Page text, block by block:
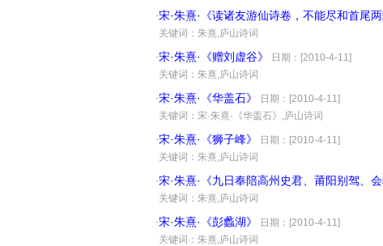
·宋·朱熹·《读诸友游仙诗卷，不能尽和首尾两
关键词：朱熹,庐山诗词
·宋·朱熹·《赠刘虚谷》
日期：[2010-4-11]
关键词：朱熹,庐山诗词
·宋·朱熹·《华盖石》
日期：[2010-4-11]
关键词：宋·朱熹·《华盖石》,庐山诗词
·宋·朱熹·《狮子峰》
日期：[2010-4-11]
关键词：朱熹,庐山诗词
·宋·朱熹·《九日奉陪高州史君、莆阳别驾、
关键词：朱熹,庐山诗词
·宋·朱熹·《彭蠡湖》
日期：[2010-4-11]
关键词：朱熹,庐山诗词